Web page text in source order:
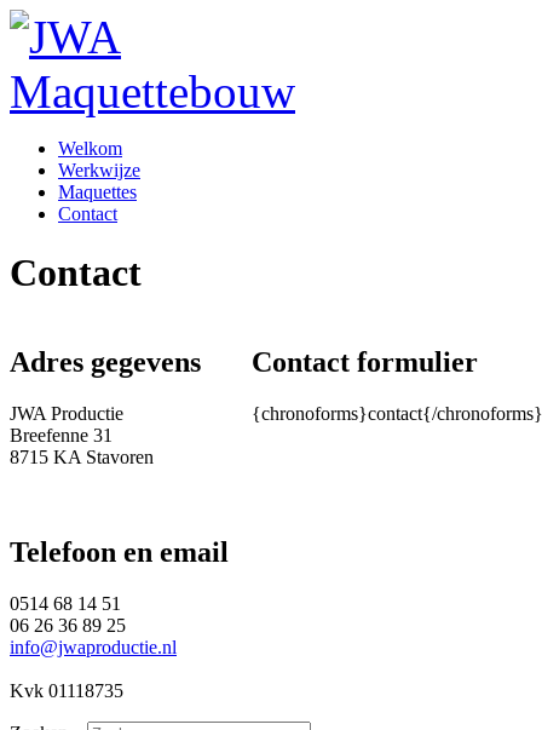
Welkom
Werkwijze
Maquettes
Contact
Contact
Adres gegevens
JWA Productie
Breefenne 31
8715 KA Stavoren
Telefoon en email
0514 68 14 51
06 26 36 89 25
info@jwaproductie.nl
Kvk 01118735
Contact formulier
{chronoforms}contact{/